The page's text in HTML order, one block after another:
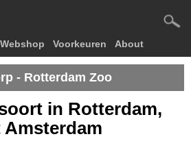
Webshop Voorkeuren About
- Rotterdam Zoo
in Rotterdam,